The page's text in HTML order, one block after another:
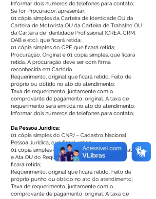
Informar dois números de telefones para contato;
Se for Procurador, apresentar:
01 cópia simples da Carteira de Identidade OU da
Carteira de Motorista OU da Carteira de Trabalho OU
da Carteira de Identidade Profissional (CREA, CRM.
OAB e etc.), que ficará retida;
01 cópia simples do CPF, que ficará retida;
Procuração, Original e 01 cópia simples, que ficará
retida. A procuração deve ser com firma
reconhecida em Cartório.
Requerimento, original que ficará retido. Feito de
próprio ou obtido no ato do atendimento;
Taxa de requerimento, juntamente com o
comprovante de pagamento, original. A taxa de
requerimento será emitida no ato do atendimento;
Informar dois números de telefones para contato;
Da Pessoa Jurídica:
01 cópia simples do CNPJ – Cadastro Nacional
Pessoa Jurídica, que ficará retida;
01 cópia simples do Contrato Social OU do Estatuto
e Ata OU do Requerimento de Empresário, que
ficará retida;
Requerimento, original que ficará retido. Feito de
próprio punho ou obtido no ato do atendimento;
Taxa de requerimento, juntamente com o
comprovante de pagamento, original. A taxa de